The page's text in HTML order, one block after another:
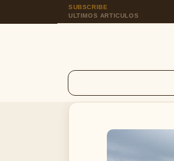
SUBSCRIBE
ULTIMOS ARTICULOS